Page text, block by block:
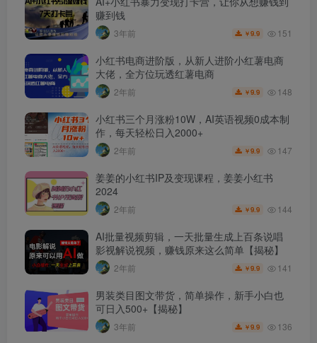
赚到钱
3年前 ￥9.9 151
小红书电商进阶版，从新人进阶小红薯电商
大佬，全方位玩透红薯电商
2年前 ￥9.9 148
小红书三个月涨粉10W，AI英语视频0成本制
作，每天轻松日入2000+
2年前 ￥9.9 147
姜姜的小红书IP及变现课程，姜姜小红书
2024
2年前 ￥9.9 144
AI批量视频剪辑，一天批量生成上百条说唱
影视解说视频，赚钱原来这么简单【揭秘】
2年前 ￥9.9 141
男装类目图文带货，简单操作，新手小白也
可日入500+【揭秘】
3年前 ￥9.9 136